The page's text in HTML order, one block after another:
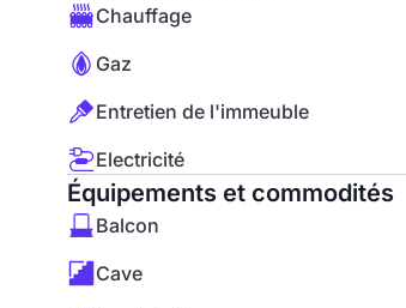
Chauffage
Gaz
Entretien de l'immeuble
Electricité
Équipements et commodités
Balcon
Cave